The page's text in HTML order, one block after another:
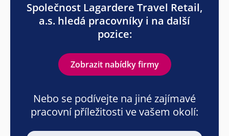
Společnost Lagardere Travel Retail,
a.s. hledá pracovníky i na další
pozice:
Zobrazit nabídky firmy
Nebo se podívejte na jiné zajímavé
pracovní příležitosti ve vašem okolí: